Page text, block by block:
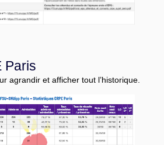
Paris
agrandir et afficher tout l’historique.